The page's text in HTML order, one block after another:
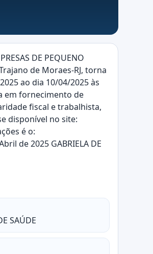
DE PEQUENO
de Moraes-RJ, torna
ao dia 10/04/2025 às
em fornecimento de
fiscal e trabalhista,
disponível no site:
é o:
de 2025 GABRIELA DE
SAÚDE